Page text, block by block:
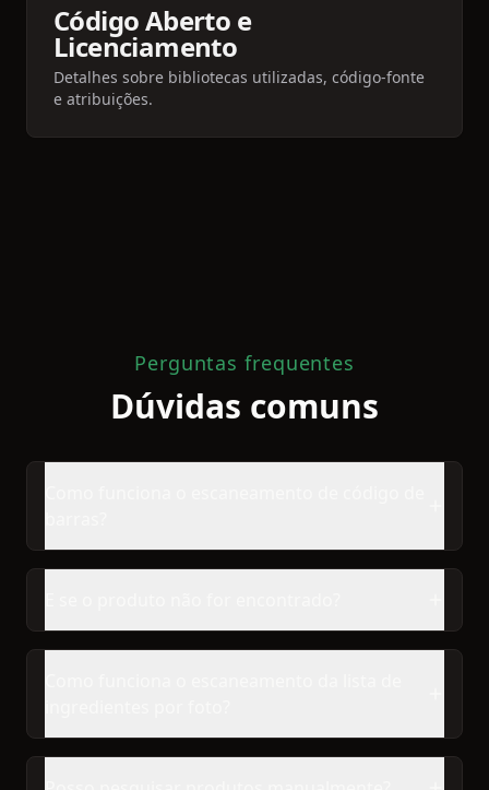
Código Aberto e
Licenciamento
Detalhes sobre bibliotecas utilizadas, código-fonte
e atribuições.
Perguntas frequentes
Dúvidas comuns